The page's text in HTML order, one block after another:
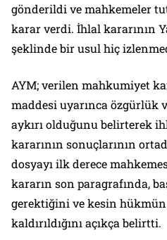
gönderildi ve mahkemeler
karar verdi. İhlal kararının
şeklinde bir usul hiç
AYM; verilen mahkumiyet
maddesi uyarınca özgürlük
aykırı olduğunu belirterek
kararının sonuçlarının
dosyayı ilk derece
kararın son paragrafında,
gerektiğini ve kesin
kaldırıldığını açıkça belirtti.